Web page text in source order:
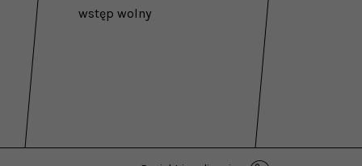
wstęp wolny